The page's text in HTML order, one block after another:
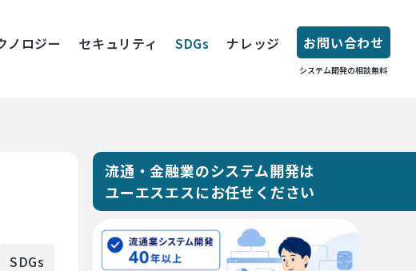
ノロジー セキュリティ SDGs ナレッジ お問い合わせ
システム開発の相談無料
SDGs
流通・金融業のシステム開発は
ユーエスエスにお任せください